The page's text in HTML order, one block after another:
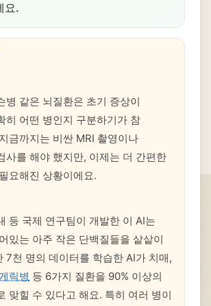
요.
병 같은 뇌질환은 초기 증상이
히 어떤 병인지 구분하기가 참
금까지는 비싼 MRI 촬영이나
사를 해야 했지만, 이제는 더 간편한
요해진 상황이에요.
등 국제 연구팀이 개발한 이 AI는
있는 아주 작은 단백질들을 샅샅이
7천 명의 데이터를 학습한 AI가 치매,
릭병 등 6가지 질환을 90% 이상의
맞힐 수 있다고 해요. 특히 여러 병이